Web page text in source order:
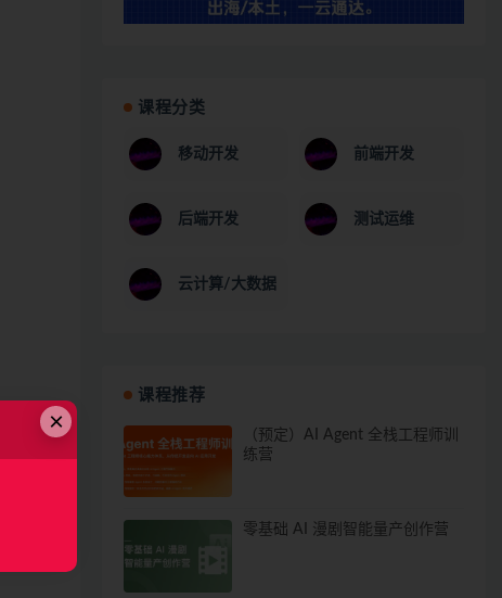
课程分类
移动开发 前端开发
后端开发 测试运维
云计算/大数据
课程推荐
（预定）AI Agent 全栈工程师训
练营
零基础 AI 漫剧智能量产创作营
×